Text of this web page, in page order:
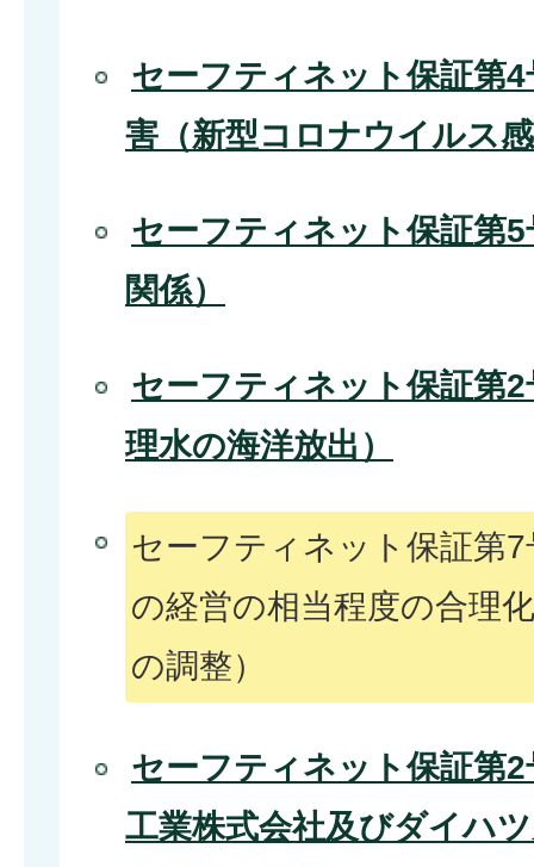
セーフティネット保証第
害（新型コロナウイルス
セーフティネット保証第
関係）
セーフティネット保証第
理水の海洋放出）
セーフティネット保証第
の経営の相当程度の合理
の調整）
セーフティネット保証第
工業株式会社及びダイハ